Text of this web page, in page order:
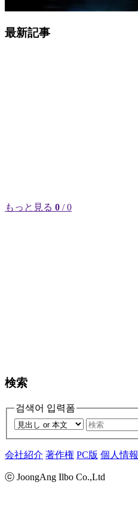
最新記事
もっと見る 0 / 0
検索
검색어 입력폼
会社紹介 著作権 PC版 個人情報
ⓒ JoongAng Ilbo Co.,Ltd